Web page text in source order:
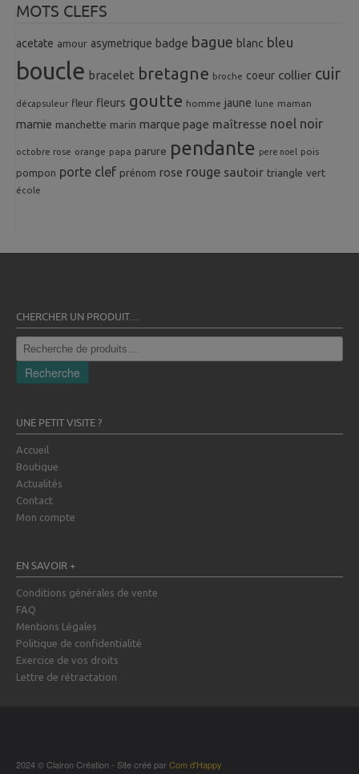
MOTS CLEFS
acetate amour asymetrique badge bague blanc bleu
boucle bracelet bretagne broche coeur collier cuir
décapsuleur fleur fleurs goutte homme jaune lune maman
mamie manchette marin marque page maîtresse noel noir
octobre rose orange papa parure pendante pere noel pois
pompon porte clef prénom rose rouge sautoir triangle vert
école
CHERCHER UN PRODUIT…
Recherche
pour :
Recherche
UNE PETIT VISITE ?
Accueil
Boutique
Actualités
Contact
Mon compte
EN SAVOIR +
Conditions générales de vente
FAQ
Mentions Légales
Politique de confidentialité
Exercice de vos droits
Lettre de rétractation
2024 © Clairon Création - Site créé parCom d'Happy